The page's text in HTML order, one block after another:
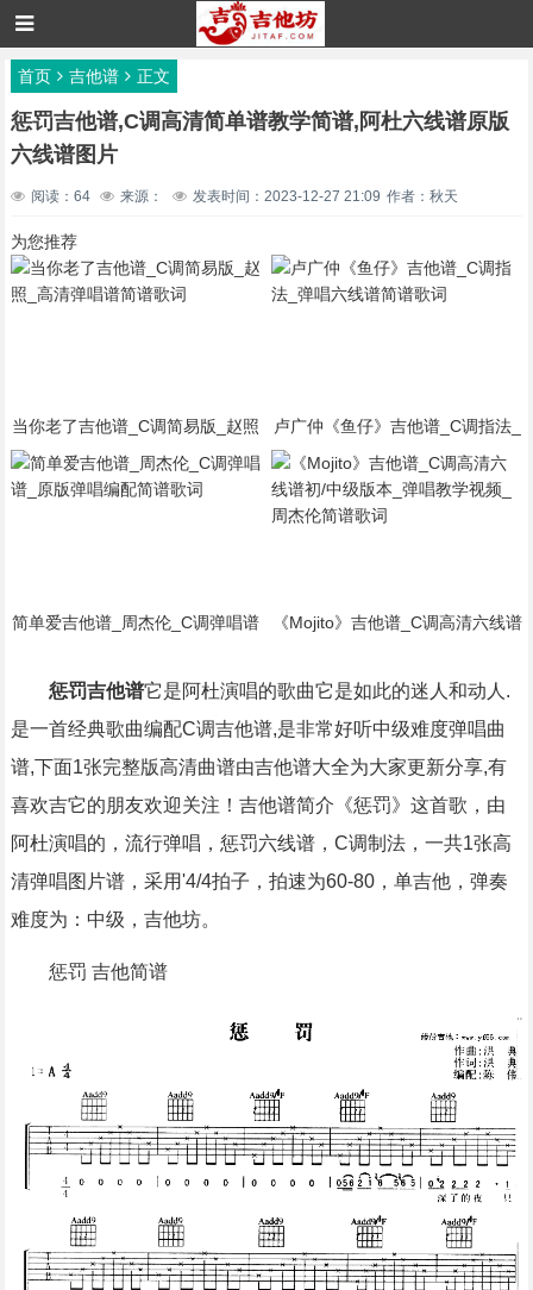
首页 吉他谱 正文
惩罚吉他谱,C调高清简单谱教学简谱,阿杜六线谱原版
六线谱图片
阅读：64 来源： 发表时间：2023-12-27 21:09 作者：秋天
为您推荐
当你老了吉他谱_C调简易版_赵照
_高清弹唱谱简谱歌词
卢广仲《鱼仔》吉他谱_C调指法_
弹唱六线谱简谱歌词
简单爱吉他谱_周杰伦_C调弹唱谱
《Mojito》吉他谱_C调高清六线谱
惩罚吉他谱它是阿杜演唱的歌曲它是如此的迷人和动人.
是一首经典歌曲编配C调吉他谱,是非常好听中级难度弹唱曲
谱,下面1张完整版高清曲谱由吉他谱大全为大家更新分享,有
喜欢吉它的朋友欢迎关注！吉他谱简介《惩罚》这首歌，由
阿杜演唱的，流行弹唱，惩罚六线谱，C调制法，一共1张高
清弹唱图片谱，采用'4/4拍子，拍速为60-80，单吉他，弹奏
难度为：中级，吉他坊。
惩罚 吉他简谱